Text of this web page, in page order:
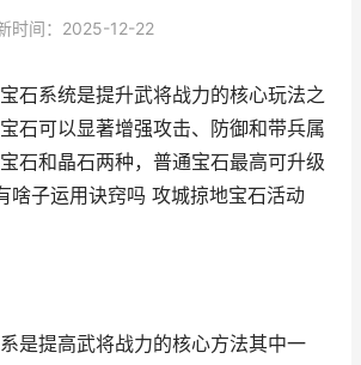
时间：2025-12-22
石系统是提升武将战力的核心玩法之
石可以显著增强攻击、防御和带兵属
石和晶石两种，普通宝石最高可升级
啥子运用诀窍吗 攻城掠地宝石活动
是提高武将战力的核心方法其中一